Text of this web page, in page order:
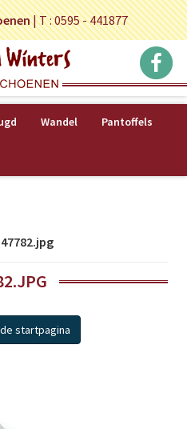
|T : 0595 - 441877
Wandel Pantoffels
startpagina